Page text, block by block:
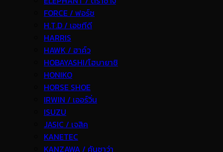
FORCE / ฟอร์ช
H.T.D / เอชทีดี
HARRIS
HAWK / ฮาค์ว
HOBAYASHI/โฮบายาชิ
HONIKO
HORSE SHOE
IRWIN / เออร์วิ่น
ISUZU
JASIC / เจสิค
KANETEC
KANZAWA / คันซาว่า